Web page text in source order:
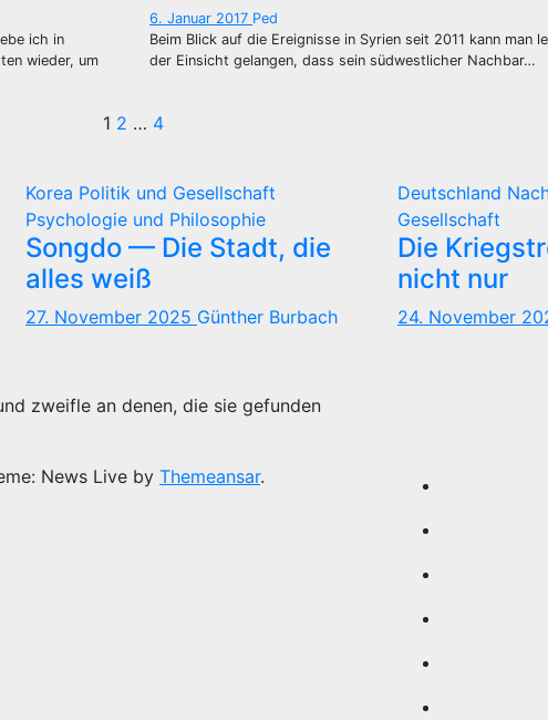
ich in
wieder, um
6. Januar 2017 Ped
Beim Blick auf die Ereignisse in Syrien seit 2011 kann man
der Einsicht gelangen, dass sein südwestlicher Nachbar…
Seitennummerierung
Beiträge
1 2 … 4
Korea Politik und Gesellschaft
Psychologie und Philosophie
Songdo — Die Stadt, die
alles weiß
27. November 2025 Günther Burbach
Deutschland
Gesellschaft
Die
nicht nur
24. November
zweifle an denen, die sie gefunden
News Live by Themeansar.